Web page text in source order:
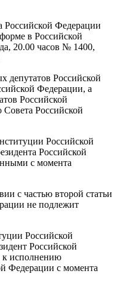
Федерации
в Российской
20.00 часов № 1400,
депутатов Российской
Федерации, а
Российской
Российской
Российской
Российской
с момента
с частью второй статьи
не подлежит
Российской
Российской
исполнению
Федерации с момента